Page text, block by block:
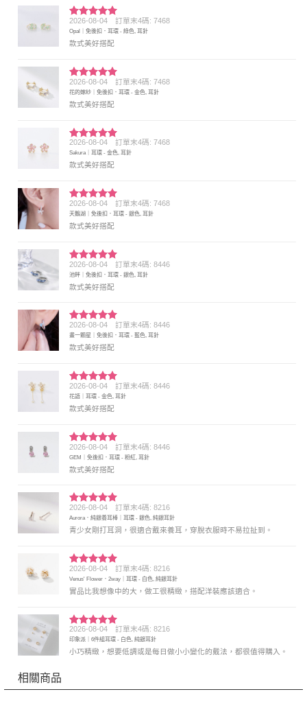
評分5 滿
分 5
2026-08-04 訂單末4碼: 7468
Opal｜免後扣．耳環 - 綠色, 耳針
款式美好搭配
評分5 滿
分 5
2026-08-04 訂單末4碼: 7468
花的嫁紗｜免後扣．耳環 - 金色, 耳針
款式美好搭配
評分5 滿
分 5
2026-08-04 訂單末4碼: 7468
Sakura｜耳環 - 金色, 耳針
款式美好搭配
評分5 滿
分 5
2026-08-04 訂單末4碼: 7468
天鵝湖｜免後扣．耳環 - 銀色, 耳針
款式美好搭配
評分5滿
分 5
2026-08-04 訂單末4碼: 8446
池畔｜免後扣．耳環 - 銀色, 耳針
款式美好搭配
評分5 滿
分 5
2026-08-04 訂單末4碼: 8446
畫一顆星｜免後扣．耳環 - 藍色, 耳針
款式美好搭配
評分5 滿
分 5
2026-08-04 訂單末4碼: 8446
花語｜耳環 - 金色, 耳針
款式美好搭配
評分5滿
分 5
2026-08-04 訂單末4碼: 8446
GEM｜免後扣．耳環 - 粉紅, 耳針
款式美好搭配
評分5 滿
分 5
2026-08-04 訂單末4碼: 8216
Aurora．純銀養耳棒｜耳環 - 銀色, 純銀耳針
青少女剛打耳洞，很適合戴來養耳，穿脫衣服時不易拉扯到。
評分5 滿
分 5
2026-08-04 訂單末4碼: 8216
Venus' Flower．2way｜耳環 - 白色, 純銀耳針
實品比我想像中的大，做工很精緻，搭配洋裝應該適合。
評分5 滿
分 5
2026-08-04 訂單末4碼: 8216
印象派｜6件組耳環 - 白色, 純銀耳針
小巧精緻，想要低調或是每日做小小變化的戴法，都很值得購入。
相關商品